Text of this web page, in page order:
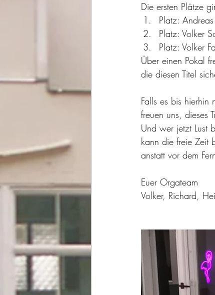
Die ersten Plätze
Platz:
Platz: Volker
Platz: Volker
Über einen Pokal
die diesen Titel
Falls es bis
freuen uns, dieses
Und wer jetzt Lust
kann die freie Zeit
anstatt vor dem
Euer Orgateam
Volker, Richard,